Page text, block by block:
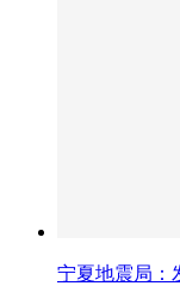
宁夏地震局：